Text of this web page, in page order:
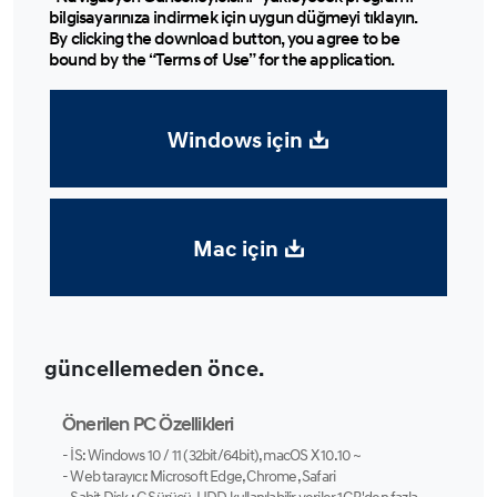
bilgisayarınıza indirmek için uygun düğmeyi tıklayın.
By clicking the download button, you agree to be
bound by the “Terms of Use” for the application.
Windows için
Mac için
güncellemeden önce.
Önerilen PC Özellikleri
- İS: Windows 10 / 11 (32bit/64bit), macOS X 10.10 ~
- Web tarayıcı: Microsoft Edge, Chrome, Safari